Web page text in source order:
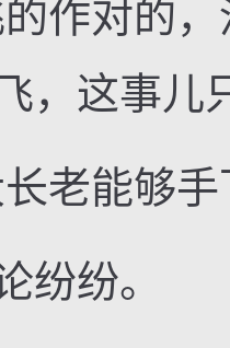
对的，
，这事儿
能够手
纷。